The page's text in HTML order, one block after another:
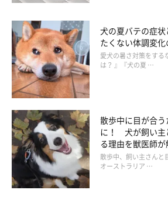
犬の夏バテの症
たくない体調変
愛犬の暑さ対策をする
は？ 』『犬の夏 …
散歩中に目が合
に！ 犬が飼い主
る理由を獣医師
散歩中、飼い主さんと
オーストラリア …